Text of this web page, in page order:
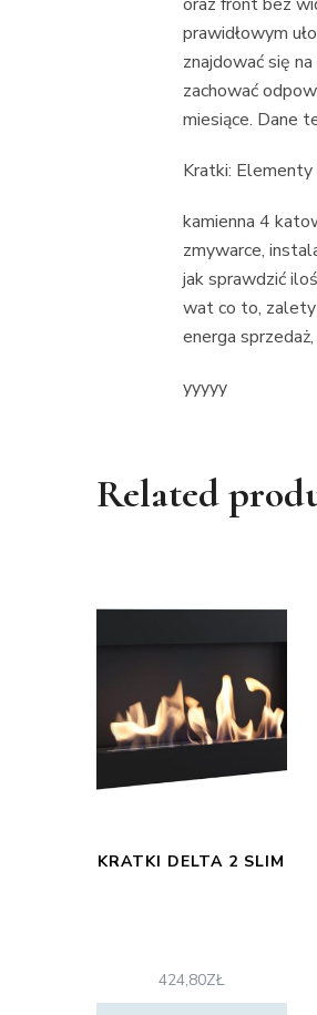
prawidłowym
znajdować się
zachować
miesiące. Dane
Kratki:
kamienna 4
zmywarce,
jak sprawdzić
wat co to,
energa
yyyyy
Related
KRATKI DELTA 2 SLIM
424,80ZŁ